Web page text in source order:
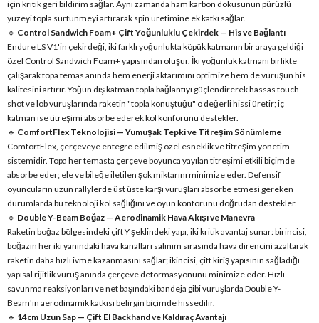
için kritik geri bildirim sağlar. Aynı zamanda ham karbon dokusunun pürüzlü
yüzeyi topla sürtünmeyi artırarak spin üretimine ek katkı sağlar.
🔹 Control Sandwich Foam+ Çift Yoğunluklu Çekirdek — His ve Bağlantı
Endure LS V1'in çekirdeği, iki farklı yoğunlukta köpük katmanın bir araya geldiği
özel Control Sandwich Foam+ yapısından oluşur. İki yoğunluk katmanı birlikte
çalışarak topa temas anında hem enerji aktarımını optimize hem de vuruşun his
kalitesini artırır. Yoğun dış katman topla bağlantıyı güçlendirerek hassas touch
shot ve lob vuruşlarında raketin "topla konuştuğu" o değerli hissi üretir; iç
katman ise titreşimi absorbe ederek kol konforunu destekler.
🔹 ComfortFlex Teknolojisi — Yumuşak Tepki ve Titreşim Sönümleme
ComfortFlex, çerçeveye entegre edilmiş özel esneklik ve titreşim yönetim
sistemidir. Topa her temasta çerçeve boyunca yayılan titreşimi etkili biçimde
absorbe eder; ele ve bileğe iletilen şok miktarını minimize eder. Defensif
oyuncuların uzun rallylerde üst üste karşı vuruşları absorbe etmesi gereken
durumlarda bu teknoloji kol sağlığını ve oyun konforunu doğrudan destekler.
🔹 Double Y-Beam Boğaz — Aerodinamik Hava Akışı ve Manevra
Raketin boğaz bölgesindeki çift Y şeklindeki yapı, iki kritik avantaj sunar: birincisi,
boğazın her iki yanındaki hava kanalları salınım sırasında hava direncini azaltarak
raketin daha hızlı ivme kazanmasını sağlar; ikincisi, çift kiriş yapısının sağladığı
yapısal rijitlik vuruş anında çerçeve deformasyonunu minimize eder. Hızlı
savunma reaksiyonları ve net başındaki bandeja gibi vuruşlarda Double Y-
Beam'in aerodinamik katkısı belirgin biçimde hissedilir.
🔹 14cm Uzun Sap — Çift El Backhand ve Kaldıraç Avantajı